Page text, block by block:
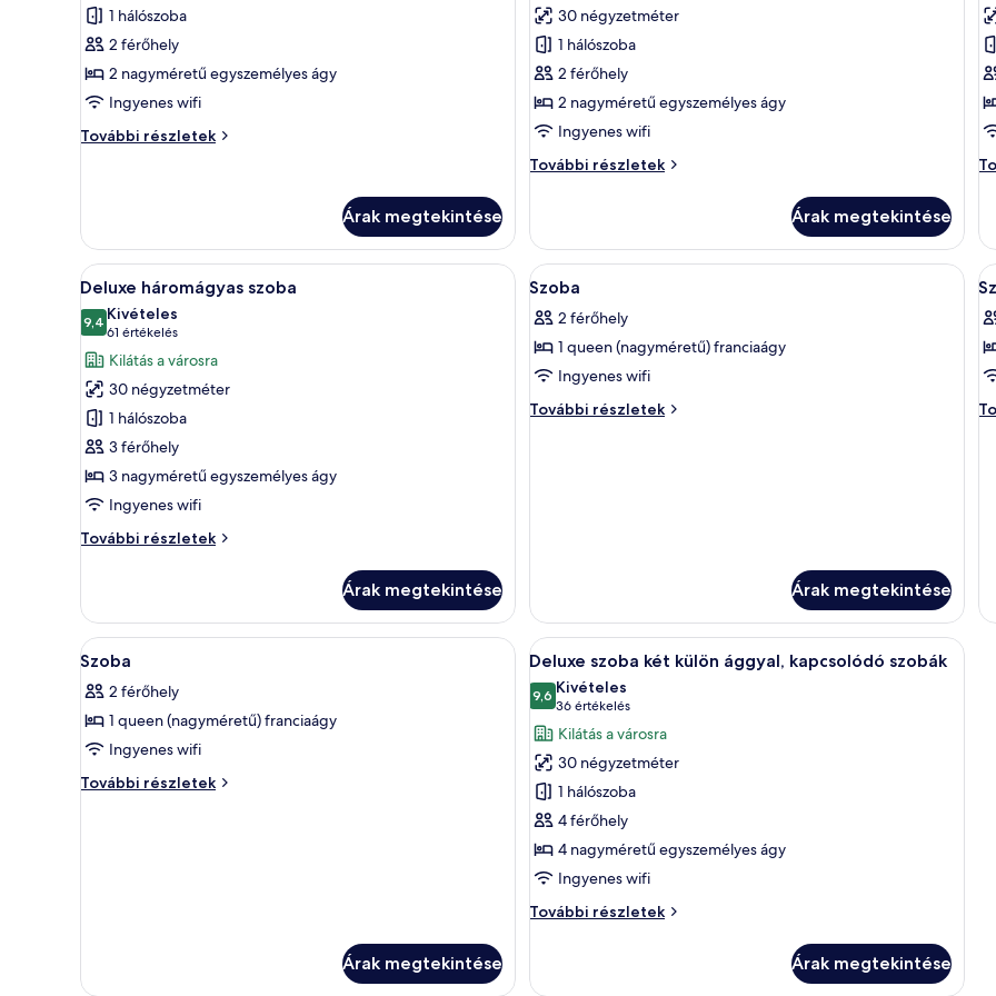
megtekintése:
Superior
szoba
két
külön
1 hálószoba
2 férőhely
2 nagyméretű egyszemélyes ágy
Ingyenes wifi
További részletek
Superior
további
részletei
Árak megtekintése
megtekintése:
Deluxe
szoba
két
külön
ággyal
30 négyzetméter
1 hálószoba
2 férőhely
2 nagyméretű egyszemélyes ágy
Ingyenes wifi
További részletek
Deluxe
ággyal
további
részletei
Árak megtekintése
A
következő
szoba
összes
képének
megtekintése:
Deluxe
háromágyas
szoba
Egy kétágyas szoba, televízióval, íróasztallal és széssel felszerelve.
5
Deluxe háromágyas szoba
9,410-ből 9,4
Kivételes
61 értékelés
(61
értékelés)
Kilátás a városra
30 négyzetméter
1 hálószoba
3 férőhely
3 nagyméretű egyszemélyes ágy
Ingyenes wifi
További részletek
Deluxe
részletei
Árak megtekintése
A
következő
szoba
összes
képének
megtekintése:
Prémium ágynemű, pehelypaplan és
3
Szoba
2 férőhely
1 queen (nagyméretű) franciaágy
Ingyenes wifi
További részletek
Szoba
Árak megtekintése
A
A
következő
szoba
összes
képének
megtekintése:
Prémium ágynemű, pehelypaplan és széf a szobában
3
Szoba
2 férőhely
1 queen (nagyméretű) franciaágy
Ingyenes wifi
További részletek
Szoba
Árak megtekintése
A
következő
szoba
összes
képének
megtekintése:
Deluxe
szoba
két
külön
ággyal,
Egy folyosó, amelyben egy „1507”
11
Deluxe szoba két külön ággyal, kapcsolódó szobák
9,610-ből 9,6
Kivételes
36 értékelés
(36
értékelés)
Kilátás a városra
30 négyzetméter
1 hálószoba
4 férőhely
4 nagyméretű egyszemélyes ágy
Ingyenes wifi
További részletek
Deluxe
ággyal,
Árak megtekintése